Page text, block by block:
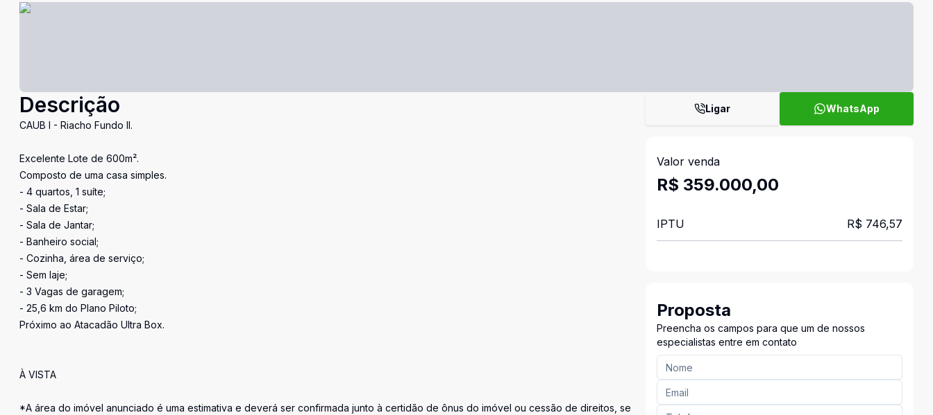
Descrição
CAUB I - Riacho Fundo II.
Excelente Lote de 600m².
Composto de uma casa simples.
- 4 quartos, 1 suíte;
- Sala de Estar;
- Sala de Jantar;
- Banheiro social;
- Cozinha, área de serviço;
- Sem laje;
- 3 Vagas de garagem;
- 25,6 km do Plano Piloto;
Próximo ao Atacadão Ultra Box.
À VISTA
*A área do imóvel anunciado é uma estimativa e deverá ser confirmada junto à certidão de ônus do imóvel ou cessão de direitos, se
Ligar WhatsApp
Valor venda
R$ 359.000,00
IPTU R$ 746,57
Proposta
Preencha os campos para que um de nossos
especialistas entre em contato